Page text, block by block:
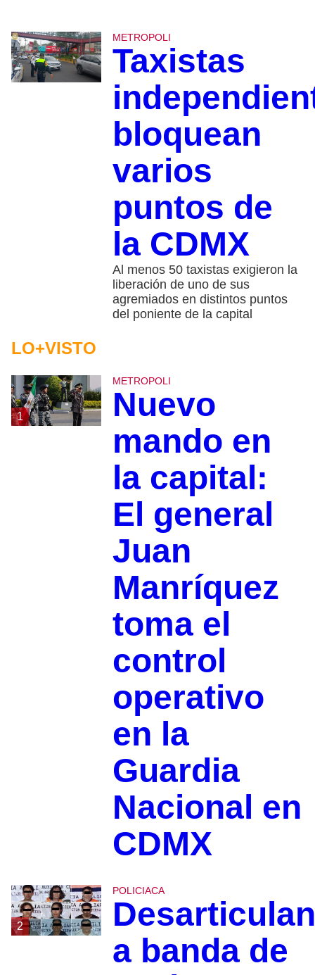
METROPOLI
Taxistas
bloquean
varios
puntos de
la CDMX
Al menos 50 taxistas exigieron la
liberación de uno de sus
agremiados en distintos puntos
del poniente de la capital
LO+VISTO
1
METROPOLI
Nuevo
mando en
la capital:
El general
Juan
Manríquez
toma el
control
operativo
en la
Guardia
Nacional en
CDMX
2
POLICIACA
Desarticulan
a banda de